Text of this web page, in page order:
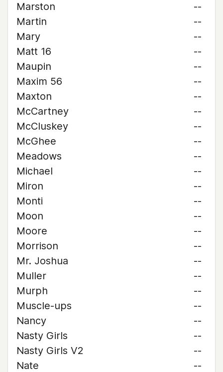
Marston
--
Martin
--
Mary
--
Matt 16
--
Maupin
--
Maxim 56
--
Maxton
--
McCartney
--
McCluskey
--
McGhee
--
Meadows
--
Michael
--
Miron
--
Monti
--
Moon
--
Moore
--
Morrison
--
Mr. Joshua
--
Muller
--
Murph
--
Muscle-ups
--
Nancy
--
Nasty Girls
--
Nasty Girls V2
--
Nate
--